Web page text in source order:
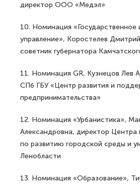
директор ООО «Медэл»
10. Номинация «Государственное
управление», Коростелев
советник губернатора
11. Номинация GR, Кузнецов Лев
СПб ГБУ «Центр развития и
предпринимательства»
12. Номинация «Урбанистика»,
Александровна, директор Центра
по развитию городской среды и
Ленобласти
13. Номинация «Образование»,